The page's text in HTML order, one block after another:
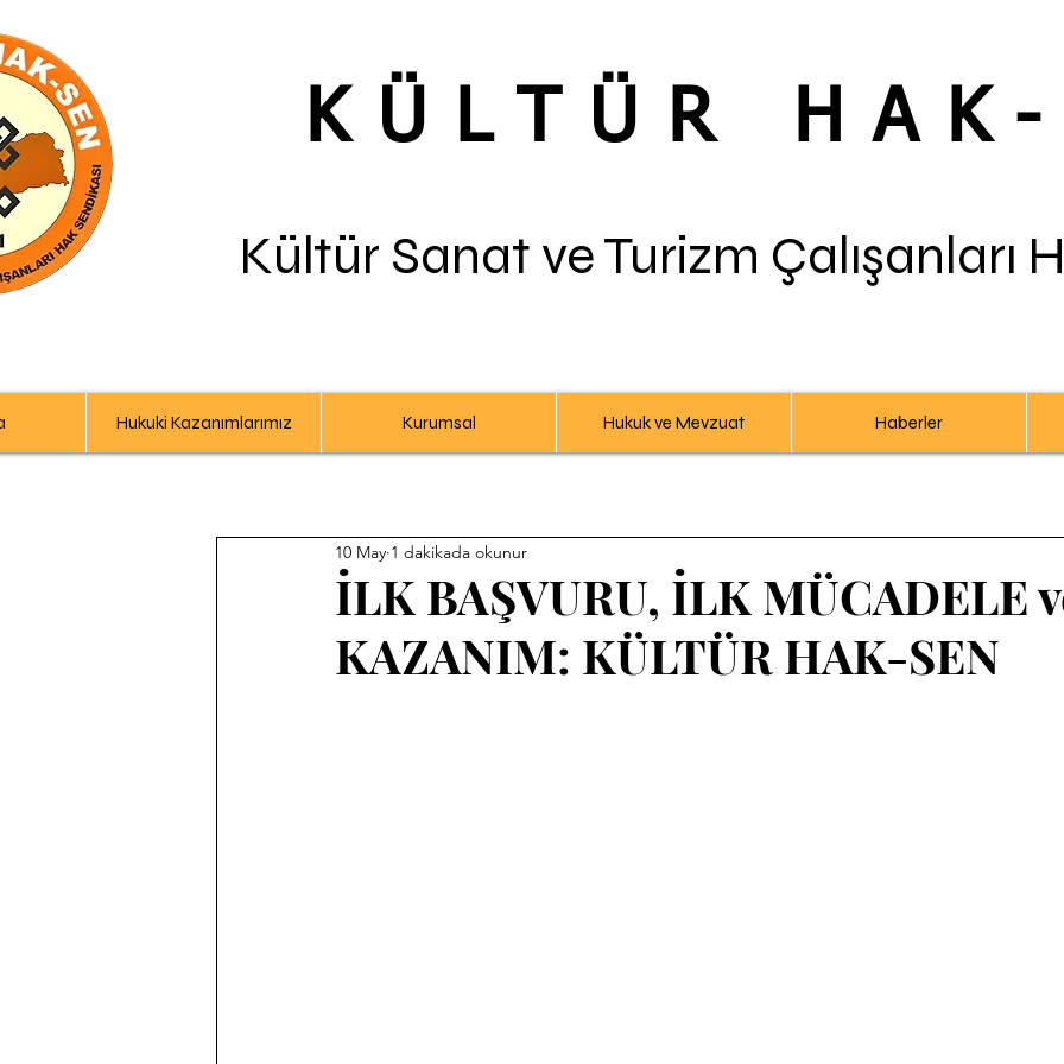
KÜLTÜR
Kültür Sanat ve Turizm Çalışanları
Hukuki Kazanımlarımız Kurumsal Hukuk ve Mevzuat Haberler
İLK BAŞVURU, İLK MÜCADELE
KAZANIM: KÜLTÜR HAK-SEN
10 May 1 dakikada okunur